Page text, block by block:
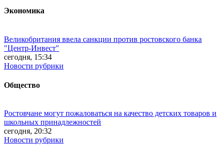
Экономика
Великобритания ввела санкции против ростовского банка
"Центр-Инвест"
сегодня, 15:34
Новости рубрики
Общество
Ростовчане могут пожаловаться на качество детских товаров и
школьных принадлежностей
сегодня, 20:32
Новости рубрики